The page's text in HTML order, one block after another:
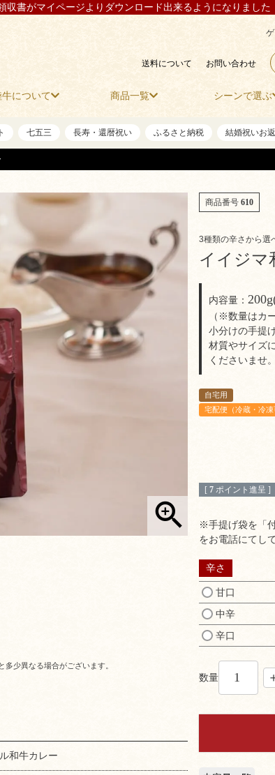
収書がマイページよりダウンロード出来るようになりました
送料について お問い合わせ
牛について 商品一覧 シーンで選ぶ
七五三 長寿・還暦祝い ふるさと納税 結婚祝いお
少異なる場合がございます。
和牛カレー
商品番号 610
3種類の辛さから選
イイジマ
内容量：
（※数量はカ
小分けの手提
材質やサイズ
くださいませ。
自宅用
宅配便（冷蔵・冷凍
[ 7 ポイント進呈 ]
※手提げ袋を「
をお電話にてし
辛さ
甘口
中辛
辛口
数量